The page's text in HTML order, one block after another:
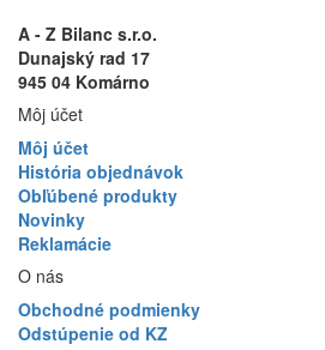
A - Z Bilanc s.r.o.
Dunajský rad 17
945 04 Komárno
Môj účet
Môj účet
História objednávok
Obľúbené produkty
Novinky
Reklamácie
O nás
Obchodné podmienky
Odstúpenie od KZ